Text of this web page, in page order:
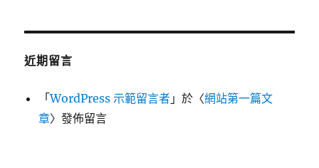
近期留言
「WordPress 示範留言者 」於〈網站第一篇文
章〉發佈留言